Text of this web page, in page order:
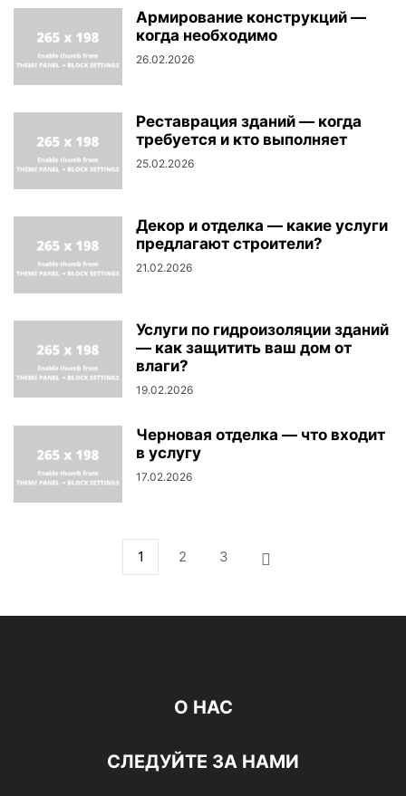
Армирование конструкций —
когда необходимо
26.02.2026
Реставрация зданий — когда
требуется и кто выполняет
25.02.2026
Декор и отделка — какие услуги
предлагают строители?
21.02.2026
Услуги по гидроизоляции зданий
— как защитить ваш дом от
влаги?
19.02.2026
Черновая отделка — что входит
в услугу
17.02.2026
1 2 3
О НАС
СЛЕДУЙТЕ ЗА НАМИ